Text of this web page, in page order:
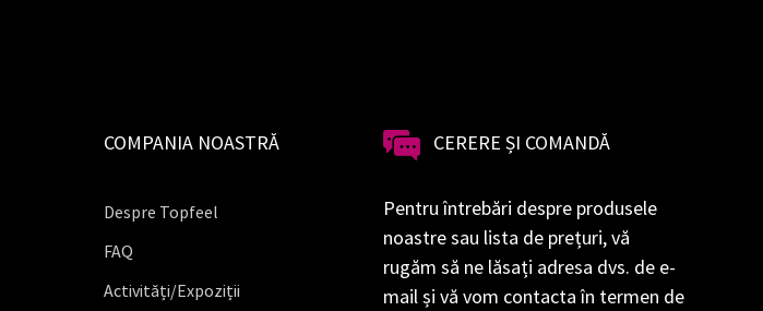
COMPANIA NOASTRĂ
Despre Topfeel
FAQ
Activități/Expoziții
CERERE ȘI COMANDĂ
Pentru întrebări despre produsele
noastre sau lista de prețuri, vă
rugăm să ne lăsați adresa dvs. de e-
mail și vă vom contacta în termen de